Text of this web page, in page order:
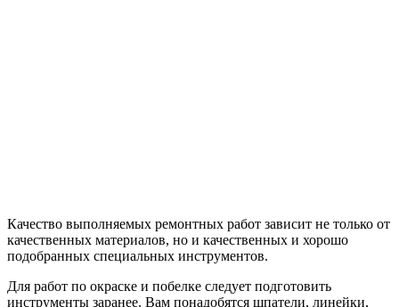
Качество выполняемых ремонтных работ зависит не только от
качественных материалов, но и качественных и хорошо
подобранных специальных инструментов.
Для работ по окраске и побелке следует подготовить
инструменты заранее. Вам понадобятся шпатели, линейки,